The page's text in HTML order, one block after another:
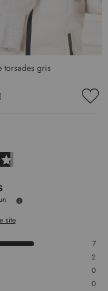
torsades gris
site
7
2
0
0